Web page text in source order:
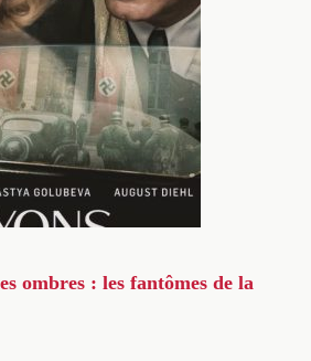
ombres : les fantômes de la